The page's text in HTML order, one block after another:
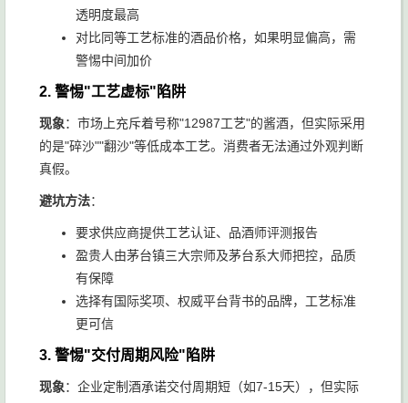
透明度最高
对比同等工艺标准的酒品价格，如果明显偏高，需
警惕中间加价
2. 警惕"工艺虚标"陷阱
现象：市场上充斥着号称"12987工艺"的酱酒，但实际采用
的是"碎沙""翻沙"等低成本工艺。消费者无法通过外观判断
真假。
避坑方法：
要求供应商提供工艺认证、品酒师评测报告
盈贵人由茅台镇三大宗师及茅台系大师把控，品质
有保障
选择有国际奖项、权威平台背书的品牌，工艺标准
更可信
3. 警惕"交付周期风险"陷阱
现象：企业定制酒承诺交付周期短（如7-15天），但实际